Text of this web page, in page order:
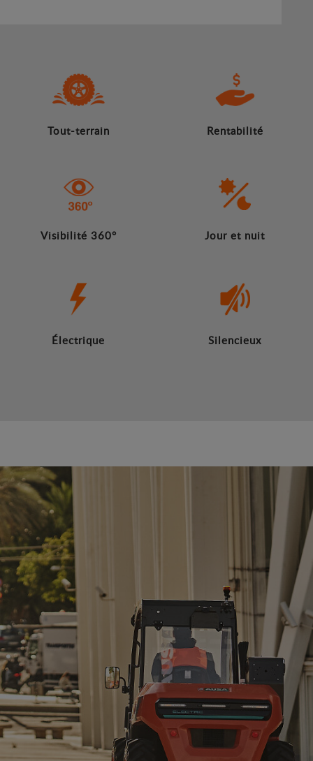
Tout-terrain Rentabilité
Visibilité 360° Jour et nuit
Électrique Silencieux